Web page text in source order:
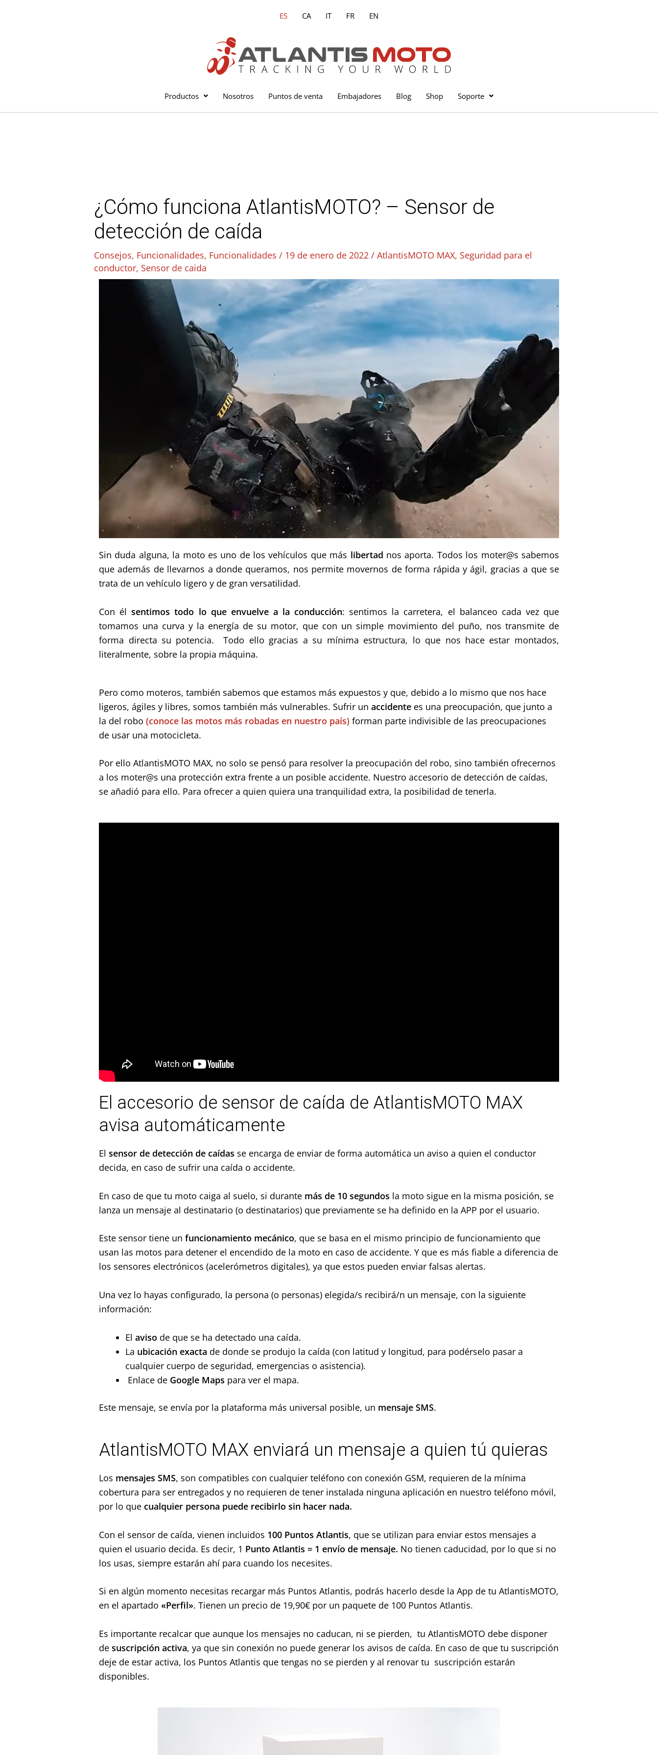
ES CA IT FR EN
Productos Nosotros Puntos de venta Embajadores Blog Shop Soporte
¿Cómo funciona AtlantisMOTO? – Sensor de
detección de caída
Consejos, Funcionalidades, Funcionalidades / 19 de enero de 2022/AtlantisMOTO MAX, Seguridad para el
conductor, Sensor de caida
Sin duda alguna, la moto es uno de los vehículos que más libertad nos aporta. Todos los moter@s sabemos
que además de llevarnos a donde queramos, nos permite movernos de forma rápida y ágil, gracias a que se
trata de un vehículo ligero y de gran versatilidad.
Con élsentimos todo lo que envuelve a la conducción: sentimos la carretera, el balanceo cada vez que
tomamos una curva y la energía de su motor, que con un simple movimiento del puño, nos transmite de
forma directa su potencia. Todo ello gracias a su mínima estructura, lo que nos hace estar montados,
literalmente, sobre la propia máquina.
Pero como moteros, también sabemos que estamos más expuestos y que, debido a lo mismo que nos hace
ligeros, ágiles y libres, somos también más vulnerables. Sufrir unaccidente es una preocupación, que junto a
la del robo (conoce las motos más robadas en nuestro país) forman parte indivisible de las preocupaciones
de usar una motocicleta.
Por ello AtlantisMOTO MAX, no solo se pensó para resolver la preocupación del robo, sino también ofrecernos
a los moter@s una protección extra frente a un posible accidente. Nuestro accesorio de detección de caídas,
se añadió para ello. Para ofrecer a quien quiera una tranquilidad extra, la posibilidad de tenerla.
El accesorio de sensor de caída de AtlantisMOTO MAX
avisa automáticamente
Elsensor de detección de caídas se encarga de enviar de forma automática un aviso a quien el conductor
decida, en caso de sufrir una caída o accidente.
En caso de que tu moto caiga al suelo, si durante más de 10 segundos la moto sigue en la misma posición, se
lanza un mensaje al destinatario (o destinatarios) que previamente se ha definido en la APP por el usuario.
Este sensor tiene unfuncionamiento mecánico, que se basa en el mismo principio de funcionamiento que
usan las motos para detener el encendido de la moto en caso de accidente. Y que es más fiable a diferencia de
los sensores electrónicos (acelerómetros digitales), ya que estos pueden enviar falsas alertas.
Una vez lo hayas configurado, la persona (o personas) elegida/s recibirá/n un mensaje, con la siguiente
información:
Elaviso de que se ha detectado una caída.
La ubicación exacta de donde se produjo la caída (con latitud y longitud, para podérselo pasar a
cualquier cuerpo de seguridad, emergencias o asistencia).
Enlace de Google Maps para ver el mapa.
Este mensaje, se envía por la plataforma más universal posible, un mensaje SMS.
AtlantisMOTO MAX enviará un mensaje a quien tú quieras
Los mensajes SMS, son compatibles con cualquier teléfono con conexión GSM, requieren de la mínima
cobertura para ser entregados y no requieren de tener instalada ninguna aplicación en nuestro teléfono móvil,
por lo que cualquier persona puede recibirlo sin hacer nada.
Con el sensor de caída, vienen incluidos 100 Puntos Atlantis, que se utilizan para enviar estos mensajes a
quien el usuario decida. Es decir, 1 Punto Atlantis = 1 envío de mensaje. No tienen caducidad, por lo que si no
los usas, siempre estarán ahí para cuando los necesites.
Si en algún momento necesitas recargar más Puntos Atlantis, podrás hacerlo desde la App de tu AtlantisMOTO,
en el apartado «Perfil». Tienen un precio de 19,90€ por un paquete de 100 Puntos Atlantis.
Es importante recalcar que aunque los mensajes no caducan, ni se pierden, tu AtlantisMOTO debe disponer
desuscripción activa, ya que sin conexión no puede generar los avisos de caída. En caso de que tu suscripción
deje de estar activa, los Puntos Atlantis que tengas no se pierden y al renovar tu suscripción estarán
disponibles.